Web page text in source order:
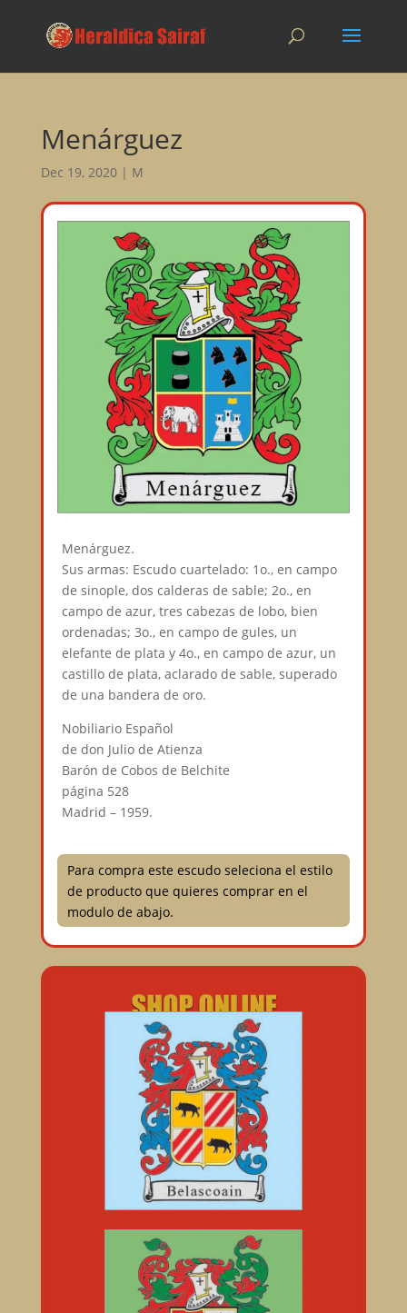
Menárguez
Dec 19, 2020| M
Menárguez.
Sus armas: Escudo cuartelado: 1o., en campo
de sinople, dos calderas de sable; 2o., en
campo de azur, tres cabezas de lobo, bien
ordenadas; 3o., en campo de gules, un
elefante de plata y 4o., en campo de azur, un
castillo de plata, aclarado de sable, superado
de una bandera de oro.
Nobiliario Español
de don Julio de Atienza
Barón de Cobos de Belchite
página 528
Madrid – 1959.
Para compra este escudo seleciona el estilo
de producto que quieres comprar en el
modulo de abajo.